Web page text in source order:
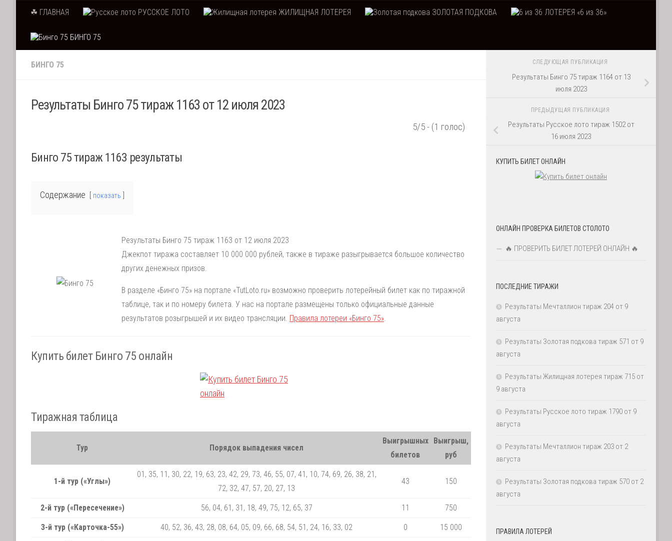
Skip to content
☘ ГЛАВНАЯ РУССКОЕ ЛОТО ЖИЛИЩНАЯ ЛОТЕРЕЯ ЗОЛОТАЯ ПОДКОВА ЛОТЕРЕЯ «6 из 36»
БИНГО 75
БИНГО 75
Результаты Бинго 75 тираж 1163 от 12 июля 2023
5/5 - (1 голос)
Бинго 75 тираж 1163 результаты
Содержание показать
Результаты Бинго 75 тираж 1163 от 12 июля 2023
Джекпот тиража составляет 10 000 000 рублей, также в тираже разыгрывается большое количество
других денежных призов.
В разделе «Бинго 75» на портале «TutLoto.ru» возможно проверить лотерейный билет как по тиражной
таблице, так и по номеру билета. У нас на портале размещены только официальные данные
результатов розыгрышей и их видео трансляции. Правила лотереи «Бинго 75»
Купить билет Бинго 75 онлайн
Тиражная таблица
Тур Порядок выпадения чисел
Выигрышных
билетов
Выигрыш,
руб
1-й тур («Углы»)
01, 35, 11, 30, 22, 19, 63, 23, 42, 29, 73, 46, 55, 07, 41, 10, 74, 69, 26, 38, 21,
72, 32, 47, 57, 20, 27, 13
43 150
2-й тур («Пересечение») 56, 04, 61, 31, 18, 49, 75, 12, 65, 37 11 750
3-й тур («Карточка-55») 40, 52, 36, 43, 28, 08, 64, 05, 09, 66, 68, 54, 51, 24, 16, 33, 02 0 15 000
СЛЕДУЮЩАЯ ПУБЛИКАЦИЯ
Результаты Бинго 75 тираж 1164 от 13
июля 2023
ПРЕДЫДУЩАЯ ПУБЛИКАЦИЯ
Результаты Русское лото тираж 1502 от
16 июля 2023
КУПИТЬ БИЛЕТ ОНЛАЙН
ОНЛАЙН ПРОВЕРКА БИЛЕТОВ СТОЛОТО
🔥 ПРОВЕРИТЬ БИЛЕТ ЛОТЕРЕЙ ОНЛАЙН 🔥
ПОСЛЕДНИЕ ТИРАЖИ
Результаты Мечталлион тираж 204 от 9
августа
Результаты Золотая подкова тираж 571 от 9
августа
Результаты Жилищная лотерея тираж 715 от
9 августа
Результаты Русское лото тираж 1790 от 9
августа
Результаты Мечталлион тираж 203 от 2
августа
Результаты Золотая подкова тираж 570 от 2
августа
ПРАВИЛА ЛОТЕРЕЙ